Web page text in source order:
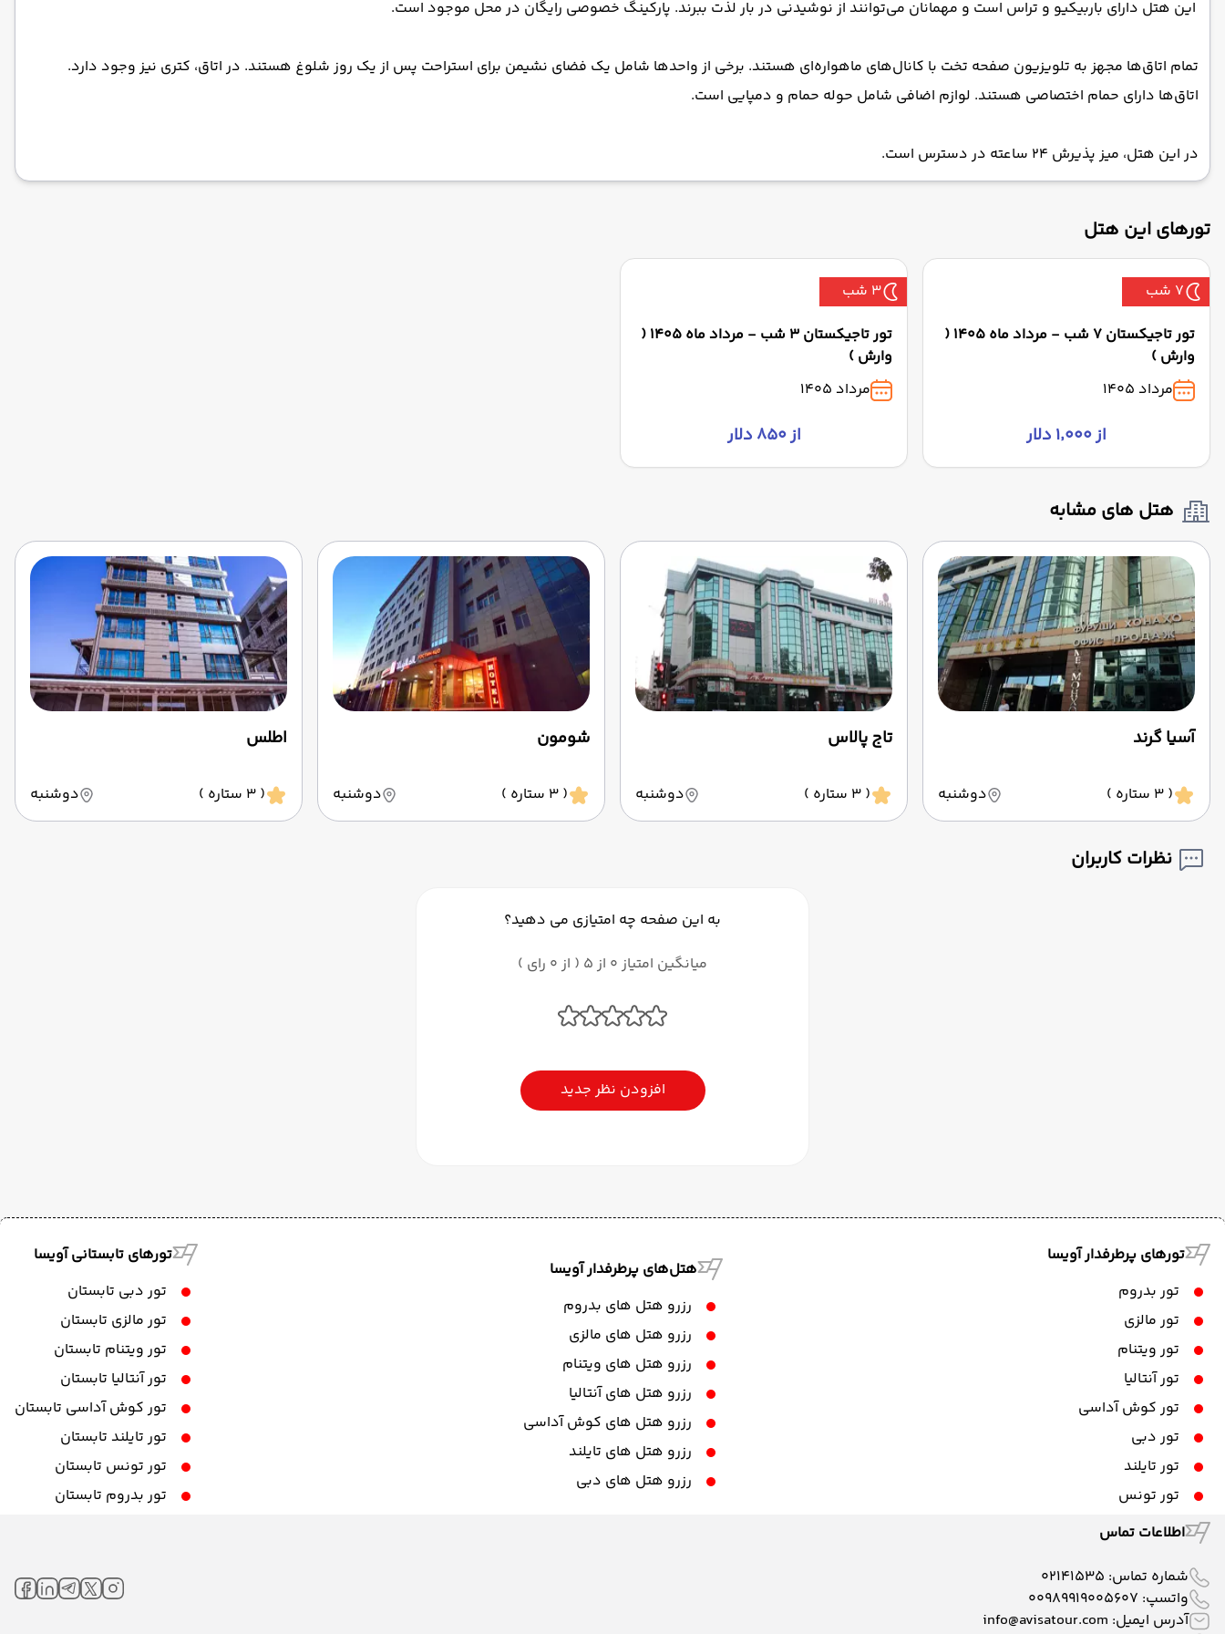
این هتل دارای باربیکیو و تراس است و مهمانان می‌توانند از نوشیدنی در بار لذت ببرند. پارکینگ خصوصی رایگان در محل موجود است.
تمام اتاق‌ها مجهز به تلویزیون صفحه تخت با کانال‌های ماهواره‌ای هستند. برخی از واحدها شامل یک فضای نشیمن برای استراحت پس از یک روز شلوغ هستند. در اتاق، کتری نیز وجود دارد.
اتاق‌ها دارای حمام اختصاصی هستند. لوازم اضافی شامل حوله حمام و دمپایی است.
در این هتل، میز پذیرش 24 ساعته در دسترس است.
تورهای این هتل
7 شب
تور تاجیکستان 7 شب - مرداد ماه 1405 (
وارش )
مرداد 1405
از ۱٬۰۰۰ دلار
3 شب
تور تاجیکستان 3 شب - مرداد ماه 1405 (
وارش )
مرداد 1405
از ۸۵۰ دلار
هتل های مشابه
آسیا گرند
( 3 ستاره ) دوشنبه
تاج پالاس
( 3 ستاره ) دوشنبه
شومون
( 3 ستاره ) دوشنبه
اطلس
( 3 ستاره ) دوشنبه
نظرات کاربران
به این صفحه چه امتیازی می دهید؟
میانگین امتیاز 0 از 5 ( از 0 رای )
افزودن نظر جدید
تورهای پرطرفدار آویسا
تور بدروم
تور مالزی
تور ویتنام
تور آنتالیا
تور کوش آداسی
تور دبی
تور تایلند
تور تونس
هتل‌های پرطرفدار آویسا
رزرو هتل های بدروم
رزرو هتل های مالزی
رزرو هتل های ویتنام
رزرو هتل های آنتالیا
رزرو هتل های کوش آداسی
رزرو هتل های تایلند
رزرو هتل های دبی
تورهای تابستانی آویسا
تور دبی تابستان
تور مالزی تابستان
تور ویتنام تابستان
تور آنتالیا تابستان
تور کوش آداسی تابستان
تور تایلند تابستان
تور تونس تابستان
تور بدروم تابستان
اطلاعات تماس
شماره تماس: 02141535
واتسپ: 00989919005607
آدرس ایمیل: info@avisatour.com